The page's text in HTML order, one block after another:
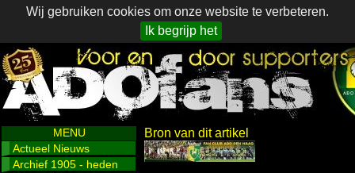
Wij gebruiken cookies om onze website te verbeteren.
Ik begrijp het
MENU
Actueel Nieuws
Archief 1905 - heden
Bron van dit artikel